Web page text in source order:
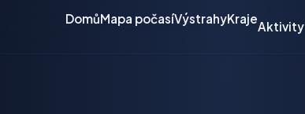
DomůMapa počasíVýstrahyKraje
Aktivity